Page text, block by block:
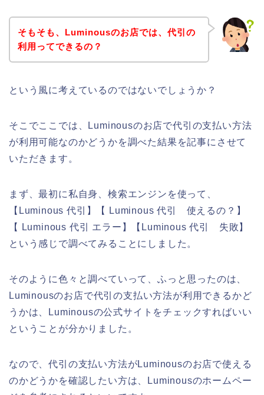
そもそも、Luminousのお店では、代引の
利用ってできるの？
という風に考えているのではないでしょうか？
そこでここでは、Luminousのお店で代引の支払い方法
が利用可能なのかどうかを調べた結果を記事にさせて
いただきます。
まず、最初に私自身、検索エンジンを使って、
【Luminous 代引】【 Luminous 代引 使えるの？】
【 Luminous 代引 エラー】【Luminous 代引 失敗】
という感じで調べてみることにしました。
そのように色々と調べていって、ふっと思ったのは、
Luminousのお店で代引の支払い方法が利用できるかど
うかは、Luminousの公式サイトをチェックすればいい
ということが分かりました。
なので、代引の支払い方法がLuminousのお店で使える
のかどうかを確認したい方は、Luminousのホームペー